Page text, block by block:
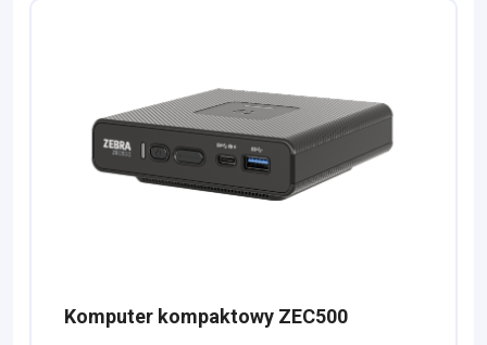
Komputer kompaktowy ZEC500